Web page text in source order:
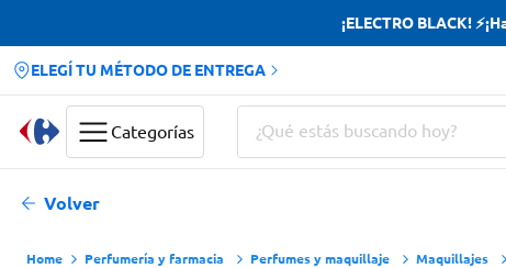
¡ELECTRO BLACK!
ELEGÍ TU MÉTODO DE ENTREGA
Categorías
¿Qué estás buscando hoy?
Volver
Perfumería y farmacia Perfumes y maquillaje Maquillajes
Términos más buscados